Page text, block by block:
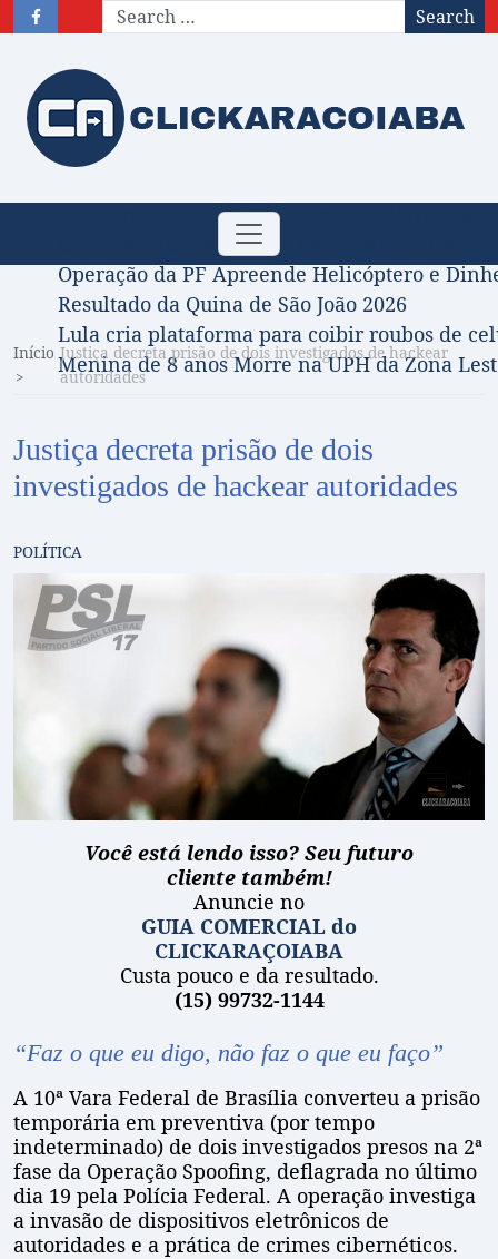
Search
Toggle
navigation
Obituário – Nota de falecimento: 31/07/2026
Comissão Aprova Projeto de Jilmar Tatto
Operação da PF Apreende Helicóptero e
Resultado da Quina de São João 2026
Lula cria plataforma para coibir roubos de
Menina de 8 anos Morre na UPH da Zona
Início Justiça decreta prisão de dois investigados de hackear
autoridades
Justiça decreta prisão de dois
investigados de hackear autoridades
POLÍTICA
Você está lendo isso? Seu futuro
cliente também!
Anuncie no
GUIA COMERCIAL do
CLICKARAÇOIABA
Custa pouco e da resultado.
(15) 99732-1144
“Faz o que eu digo, não faz o que eu faço”
A 10ª Vara Federal de Brasília converteu a prisão
temporária em preventiva (por tempo
indeterminado) de dois investigados presos na 2ª
fase da Operação Spoofing, deflagrada no último
dia 19 pela Polícia Federal. A operação investiga
a invasão de dispositivos eletrônicos de
autoridades e a prática de crimes cibernéticos.